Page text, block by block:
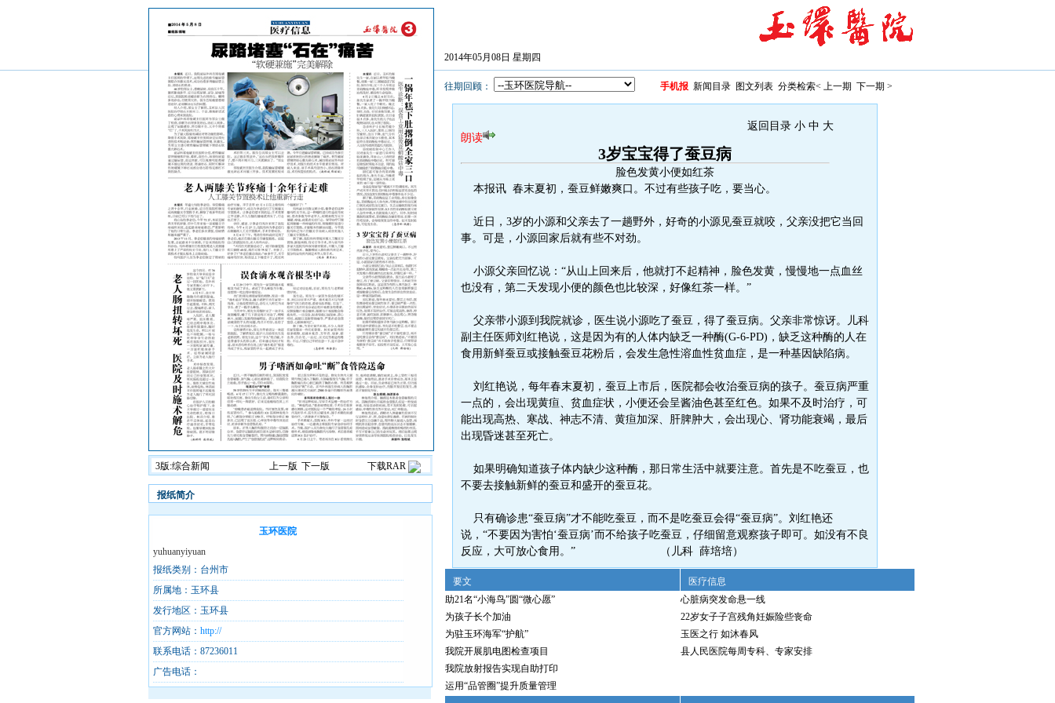
3版:综合新闻 上一版 下一版 下载RAR
报纸简介
玉环医院
yuhuanyiyuan
报纸类别：台州市
所属地：玉环县
发行地区：玉环县
官方网站： http://
联系电话：87236011
广告电话：
2014年05月08日 星期四
往期回顾： 手机报 新闻目录 图文列表 分类检索< 上一期 下一期 >
返回目录 小 中 大
朗读
3岁宝宝得了蚕豆病
脸色发黄小便如红茶
本报讯 春末夏初，蚕豆鲜嫩爽口。不过有些孩子吃，要当心。
近日，3岁的小源和父亲去了一趟野外，好奇的小源见蚕豆就咬，父亲没把它当回
事。可是，小源回家后就有些不对劲。
小源父亲回忆说：“从山上回来后，他就打不起精神，脸色发黄，慢慢地一点血丝
也没有，第二天发现小便的颜色也比较深，好像红茶一样。”
父亲带小源到我院就诊，医生说小源吃了蚕豆，得了蚕豆病。父亲非常惊讶。儿科
副主任医师刘红艳说，这是因为有的人体内缺乏一种酶(G-6-PD)，缺乏这种酶的人在
食用新鲜蚕豆或接触蚕豆花粉后，会发生急性溶血性贫血症，是一种基因缺陷病。
刘红艳说，每年春末夏初，蚕豆上市后，医院都会收治蚕豆病的孩子。蚕豆病严重
一点的，会出现黄疸、贫血症状，小便还会呈酱油色甚至红色。如果不及时治疗，可
能出现高热、寒战、神志不清、黄疸加深、肝脾肿大，会出现心、肾功能衰竭，最后
出现昏迷甚至死亡。
如果明确知道孩子体内缺少这种酶，那日常生活中就要注意。首先是不吃蚕豆，也
不要去接触新鲜的蚕豆和盛开的蚕豆花。
只有确诊患“蚕豆病”才不能吃蚕豆，而不是吃蚕豆会得“蚕豆病”。刘红艳还
说，“不要因为害怕‘蚕豆病’而不给孩子吃蚕豆，仔细留意观察孩子即可。如没有不良
反应，大可放心食用。” （儿科 薛培培）
要文
医疗信息
助21名“小海鸟”圆“微心愿”
心脏病突发命悬一线
为孩子长个加油
22岁女子子宫残角妊娠险些丧命
为驻玉环海军“护航”
玉医之行 如沐春风
我院开展肌电图检查项目
县人民医院每周专科、专家安排
我院放射报告实现自助打印
运用“品管圈”提升质量管理